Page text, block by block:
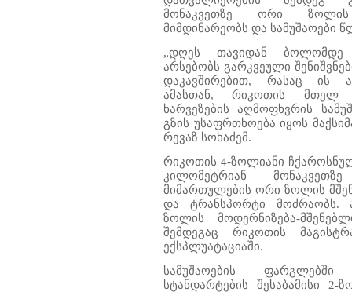
მონაკვეთზე ორი
მიმდინარეობს და
„დღეს თავიდან ბოლომდე
არსებობს გარკვეული
დაკავშირებით, რასაც ის
ამასთან, რიკოთის მთელ
ხარვეზების აღმოფხვრის
გზის უსაფრთხოება იყოს
რევაზ სოხაძემ.
რიკოთის 4-ზოლიანი
კილომეტრიან
მიმართულების ორი ზოლის
და ტრანსპორტი მოძრაობს.
ზოლის მოდერნიზება-
შემდეგაც რიკოთის
ექსპლუატაციაში.
სამუშაოების
სტანდარტების შესაბამისი